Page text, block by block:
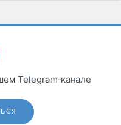
Telegram‑канале